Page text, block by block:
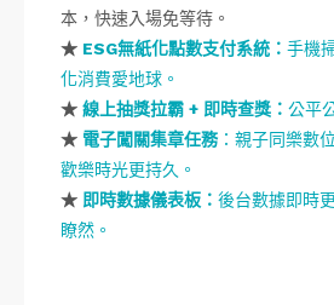
本，快速入場免等待。
★ ESG無紙化點數支付系統： 手機
化消費愛地球。
★ 線上抽獎拉霸 + 即時查獎： 公平
★ 電子闖關集章任務 ：親子同樂數
歡樂時光更持久。
★ 即時數據儀表板： 後台數據即時
瞭然。